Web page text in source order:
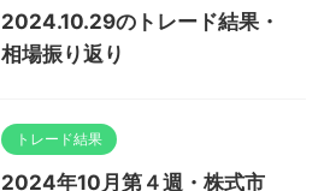
2024.10.29のトレード結果・
相場振り返り
トレード結果
2024年10月第４週・株式市